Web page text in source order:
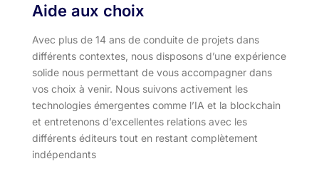
Aide aux choix
Avec plus de 14 ans de conduite de projets dans
différents contextes, nous disposons d’une expérience
solide nous permettant de vous accompagner dans
vos choix à venir. Nous suivons activement les
technologies émergentes comme l’IA et la blockchain
et entretenons d’excellentes relations avec les
différents éditeurs tout en restant complètement
indépendants